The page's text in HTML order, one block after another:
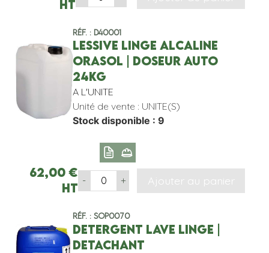
HT
Réf. : D40001
LESSIVE LINGE ALCALINE
ORASOL | DOSEUR AUTO
24KG
A L'UNITE
Unité de vente : UNITE(S)
Stock disponible : 9
62,00€
HT
- + Ajouter au panier
Réf. : SOP0070
DETERGENT LAVE LINGE |
DETACHANT